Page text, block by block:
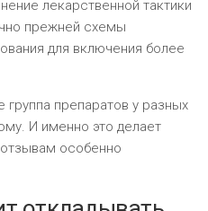
лекарственной тактики
прежней схемы
для включения более
препаратов у разных
И именно это делает
особенно